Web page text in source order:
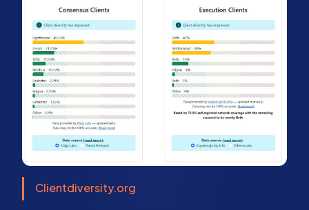
Clientdiversity.org